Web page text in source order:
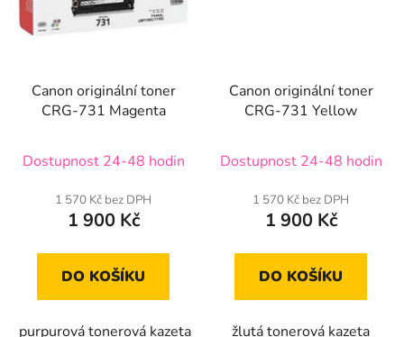
Canon originální toner
CRG-731 Magenta
Dostupnost 24-48 hodin
1 570 Kč bez DPH
1 900 Kč
DO KOŠÍKU
purpurová tonerová kazeta
Canon originální toner
CRG-731 Yellow
Dostupnost 24-48 hodin
1 570 Kč bez DPH
1 900 Kč
DO KOŠÍKU
žlutá tonerová kazeta